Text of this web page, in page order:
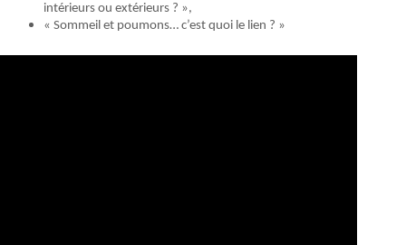
intérieurs ou extérieurs ? »,
« Sommeil et poumons… c’est quoi le lien ? »